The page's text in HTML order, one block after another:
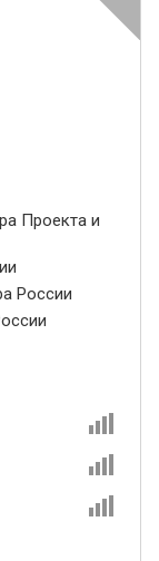
Проекта и
России